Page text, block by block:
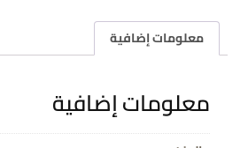
معلومات إضافية
معلومات إضافية